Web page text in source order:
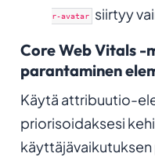
r-avatar siirtyy
Core Web Vitals -
parantaminen
Käytä attribuutio-
priorisoidaksesi